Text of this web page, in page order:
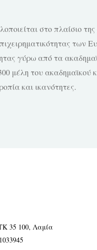
στο πλαίσιο
γύρω από τα
μέλη του
και ικανότητες.
35 100, Λαμία